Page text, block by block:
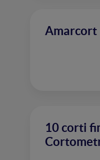
Amarcort
10 corti